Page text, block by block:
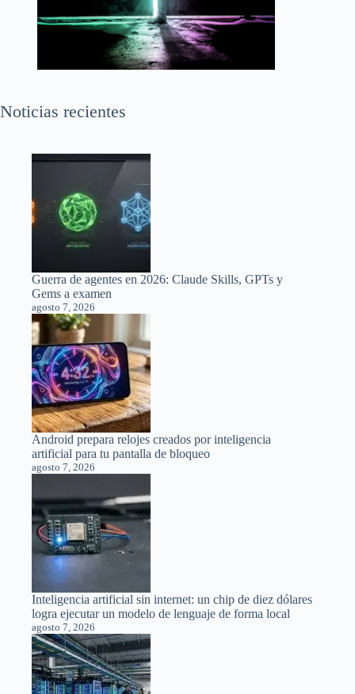
Noticias recientes
Guerra de agentes en 2026: Claude Skills, GPTs y
Gems a examen
agosto 7, 2026
Android prepara relojes creados por inteligencia
artificial para tu pantalla de bloqueo
agosto 7, 2026
Inteligencia artificial sin internet: un chip de diez dólares
logra ejecutar un modelo de lenguaje de forma local
agosto 7, 2026